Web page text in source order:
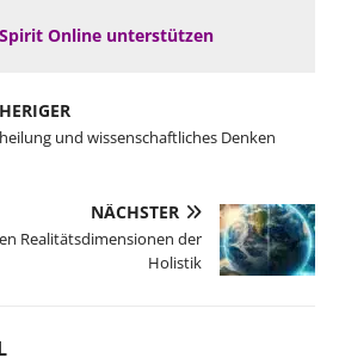
Online unterstützen
und wissenschaftliches Denken
NÄCHSTER
Realitätsdimensionen der
Holistik